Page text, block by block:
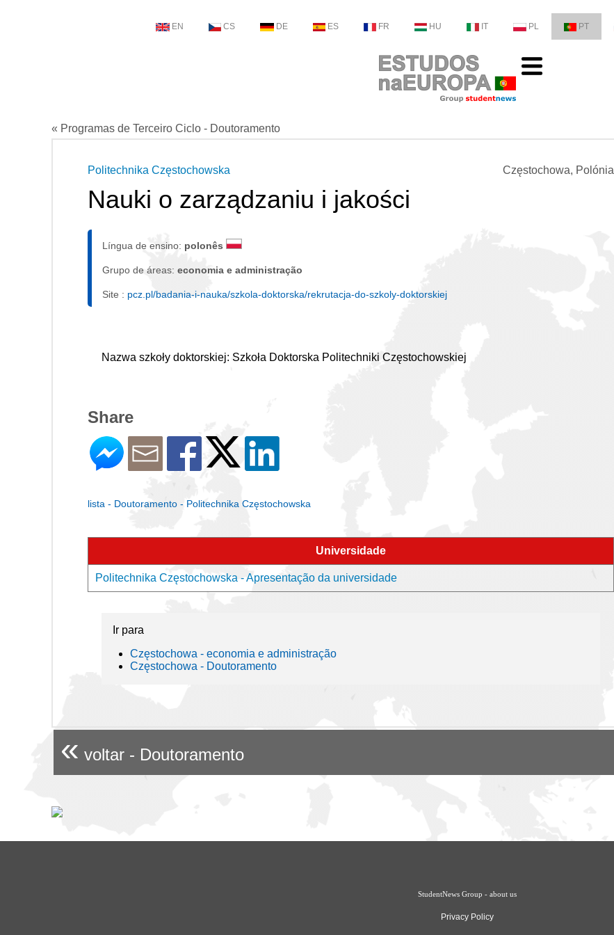
EN CS DE ES FR HU IT PL PT
« Programas de Terceiro Ciclo - Doutoramento
Częstochowa, Polónia
Politechnika Częstochowska
Nauki o zarządzaniu i jakości
Língua de ensino: polonês
Grupo de áreas: economia e administração
Site : pcz.pl/badania-i-nauka/szkola-doktorska/rekrutacja-do-szkoly-doktorskiej
Nazwa szkoły doktorskiej: Szkoła Doktorska Politechniki Częstochowskiej
Share
lista - Doutoramento - Politechnika Częstochowska
Universidade
Politechnika Częstochowska - Apresentação da universidade
Ir para
Częstochowa - economia e administração
Częstochowa - Doutoramento
« voltar - Doutoramento
StudentNews Group - about us
Privacy Policy